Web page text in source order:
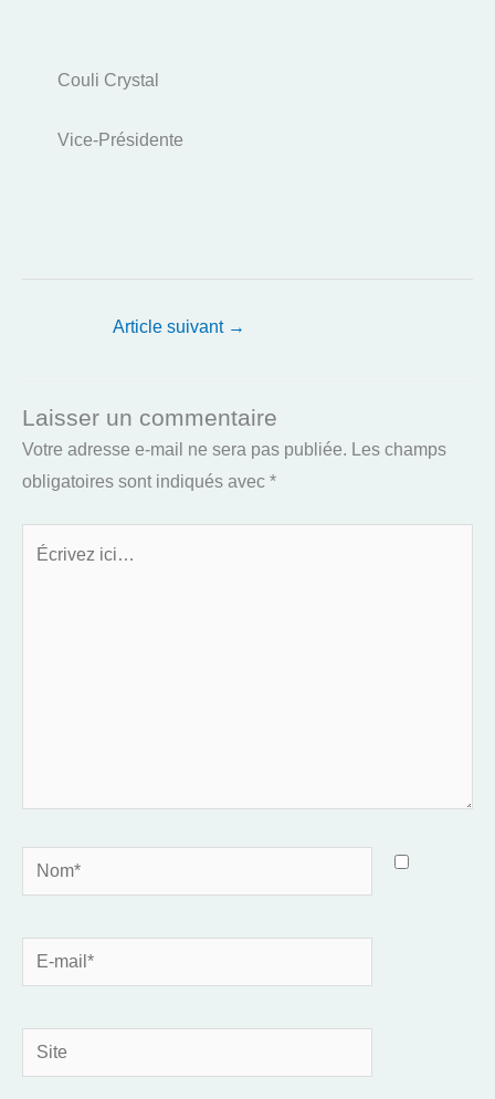
Couli Crystal
Vice-Présidente
Article suivant →
Laisser un commentaire
Votre adresse e-mail ne sera pas publiée. Les champs
obligatoires sont indiqués avec *
Nom*
E-
mail*
Site